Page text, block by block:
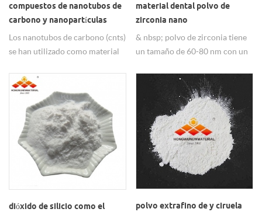
compuestos de nanotubos de
carbono y nanopartículas
Los nanotubos de carbono (cnts)
se han utilizado como material
dispersión y estabilización de
nanopartículas metálicas y
semiconductoras.
material dental polvo de
zirconia nano
& nbsp; polvo de zirconia tiene
un tamaño de 60-80 nm con un
material dental.
dióxido de silicio como el
polvo extrafino de y ciruela